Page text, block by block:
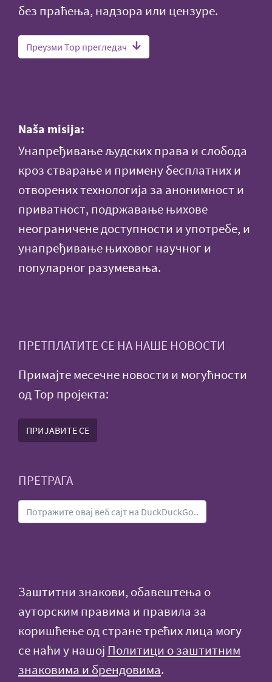
без праћења, надзора или цензуре.
Преузми Тор прегледач
Naša misija:
Унапређивање људских права и слобода
кроз стварање и примену бесплатних и
отворених технологија за анонимност и
приватност, подржавање њихове
неограничене доступности и употребе, и
унапређивање њиховог научног и
популарног разумевања.
ПРЕТПЛАТИТЕ СЕ НА НАШЕ НОВОСТИ
Примајте месечне новости и могућности
од Тор пројекта:
ПРИЈАВИТЕ СЕ
ПРЕТРАГА
Заштитни знакови, обавештења о
ауторским правима и правила за
коришћење од стране трећих лица могу
се наћи у нашој Политици о заштитним
знаковима и брендовима.